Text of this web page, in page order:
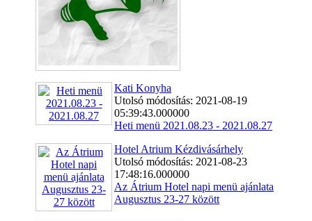
Kati Konyha
Utolsó módosítás: 2021-08-19
05:39:43.000000
Heti menü 2021.08.23 - 2021.08.27
Hotel Atrium Kézdivásárhely
Utolsó módosítás: 2021-08-23
17:48:16.000000
Az Átrium Hotel napi menü ajánlata
Augusztus 23-27 között